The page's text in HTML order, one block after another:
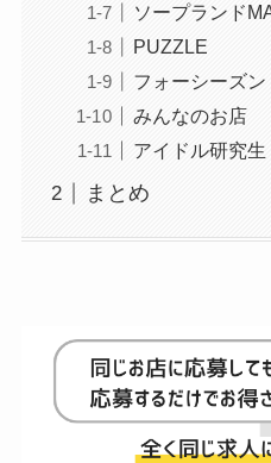
ソープランド
PUZZLE
フォーシーズン
みんなのお店
アイドル研究生
まとめ